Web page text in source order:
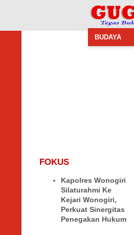
BUDAYA
FOKUS
Kapolres Wonogiri
Silaturahmi Ke
Kejari Wonogiri,
Perkuat Sinergitas
Penegakan Hukum